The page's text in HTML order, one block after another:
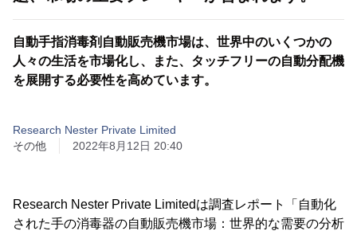
自動手指消毒剤自動販売機市場は、世界中のいくつかの
人々の生活を市場化し、また、タッチフリーの自動分配機
を展開する必要性を高めています。
Research Nester Private Limited
その他
2022年8月12日 20:40
Research Nester Private Limitedは調査レポート「自動化
された手の消毒器の自動販売機市場：世界的な需要の分析